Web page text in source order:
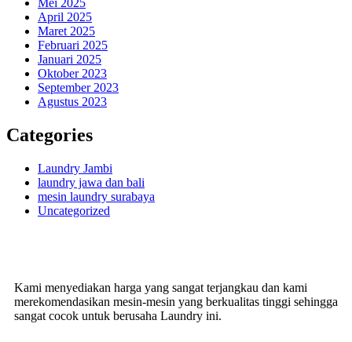
April 2025
Maret 2025
Februari 2025
Januari 2025
Oktober 2023
September 2023
Agustus 2023
Categories
Laundry Jambi
laundry jawa dan bali
mesin laundry surabaya
Uncategorized
Kami menyediakan harga yang sangat terjangkau dan kami
merekomendasikan mesin-mesin yang berkualitas tinggi sehingga
sangat cocok untuk berusaha Laundry ini.